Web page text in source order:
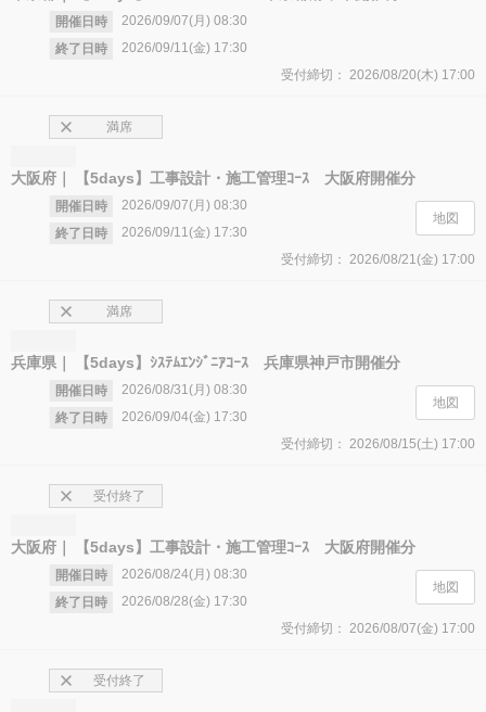
開催日時 2026/09/07(月) 08:30
終了日時
2026/09/11(金) 17:30
受付締切：
2026/08/20(木) 17:00
大阪府 【5days】工事設計・施工管理ｺｰｽ 大阪府開催分
開催日時 2026/09/07(月) 08:30
終了日時
2026/09/11(金) 17:30
満席
受付締切： 2026/08/21(金) 17:00
地図
兵庫県 【5days】ｼｽﾃﾑｴﾝｼﾞﾆｱｺｰｽ 兵庫県神戸市開催分
開催日時 2026/08/31(月) 08:30
終了日時
2026/09/04(金) 17:30
満席
受付締切： 2026/08/15(土) 17:00
地図
大阪府 【5days】工事設計・施工管理ｺｰｽ 大阪府開催分
開催日時 2026/08/24(月) 08:30
終了日時
2026/08/28(金) 17:30
受付終了
受付締切： 2026/08/07(金) 17:00
地図
受付終了